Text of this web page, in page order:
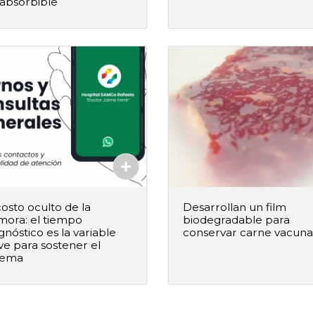
+
Agregar al pedido
oculto de la
el tiempo
es la variable
para sostener el
Desarrollan un film
biodegradable para
conservar carne vacuna